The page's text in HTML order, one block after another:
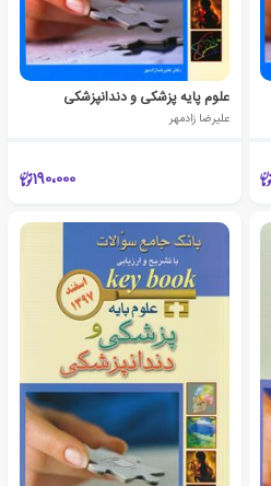
علوم پایه پزشکی و دندانپزشکی
علیرضا زادمهر
190،000